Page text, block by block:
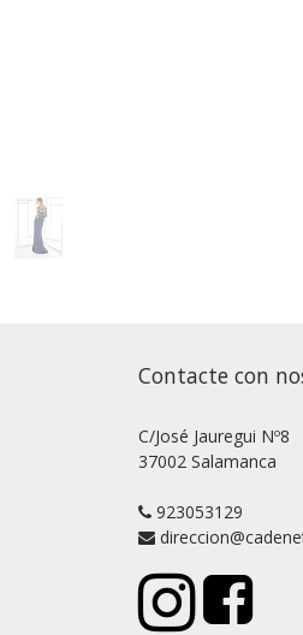
Contacte con
C/José Jauregui Nº8
37002 Salamanca
923053129